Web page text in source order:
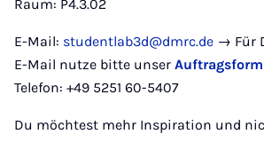
Raum: P4.3.02
E-Mail: studentlab3d@dmrc.de → Für
E-Mail nutze bitte unser
Telefon: +49 5251 60-5407
Du möchtest mehr Inspiration und